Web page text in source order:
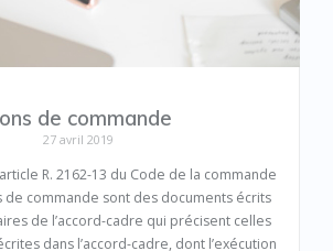
de commande
27 avril 2019
R. 2162-13 du Code de la commande
de commande sont des documents écrits
de l’accord-cadre qui précisent celles
dans l’accord-cadre, dont l’exécution